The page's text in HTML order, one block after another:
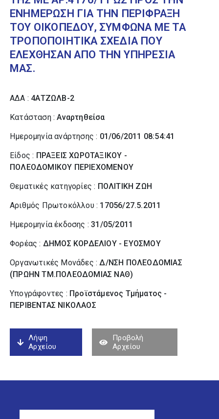
ΕΝΗΜΕΡΩΣΗ ΓΙΑ ΤΗΝ ΠΕΡΙΦΡΑΞΗ
ΤΟΥ ΟΙΚΟΠΕΔΟΥ, ΣΥΜΦΩΝΑ ΜΕ ΤΑ
ΤΡΟΠΟΠΟΙΗΤΙΚΑ ΣΧΕΔΙΑ ΠΟΥ
ΕΛΕΧΘΗΣΑΝ ΑΠΟ ΤΗΝ ΥΠΗΡΕΣΙΑ
ΜΑΣ.
ΑΔΑ : 4ΑΤΖΩΛΒ-2
Κατάσταση :Αναρτηθείσα
Ημερομηνία ανάρτησης : 01/06/2011 08:54:41
Είδος : ΠΡΑΞΕΙΣ ΧΩΡΟΤΑΞΙΚΟΥ -
ΠΟΛΕΟΔΟΜΙΚΟΥ ΠΕΡΙΕΧΟΜΕΝΟΥ
Θεματικές κατηγορίες : ΠΟΛΙΤΙΚΗ ΖΩΗ
Αριθμός Πρωτοκόλλου : 17056/27.5.2011
Ημερομηνία έκδοσης :31/05/2011
Φορέας : ΔΗΜΟΣ ΚΟΡΔΕΛΙΟΥ - ΕΥΟΣΜΟΥ
Οργανωτικές Μονάδες :Δ/ΝΣΗ ΠΟΛΕΟΔΟΜΙΑΣ
(ΠΡΩΗΝ ΤΜ.ΠΟΛΕΟΔΟΜΙΑΣ ΝΑΘ)
Υπογράφοντες : Προϊστάμενος Τμήματος -
ΠΕΡΙΒΕΝΤΑΣ ΝΙΚΟΛΑΟΣ
Λήψη
Αρχείου
Προβολή
Αρχείου